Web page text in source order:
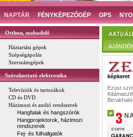
NAPTÁR FÉNYKÉPEZŐGÉP GPS
Otthon, szabadidő
Háztartási gépek
Szépségápolás
Szerszámgépek
Szórakoztató elektronika
Televíziók és tartozákok
CD és DVD
Házimozi és audió rendszerek
Hangfalak és hangszórók
Hangprojektorok, házimozi
rendszerek
Fej- és fülhallgatók
képkeret
Ezüst